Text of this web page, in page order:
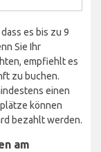
es bis zu 9
Sie Ihr
empfiehlt es
zu buchen.
einen
können
bezahlt werden.
am